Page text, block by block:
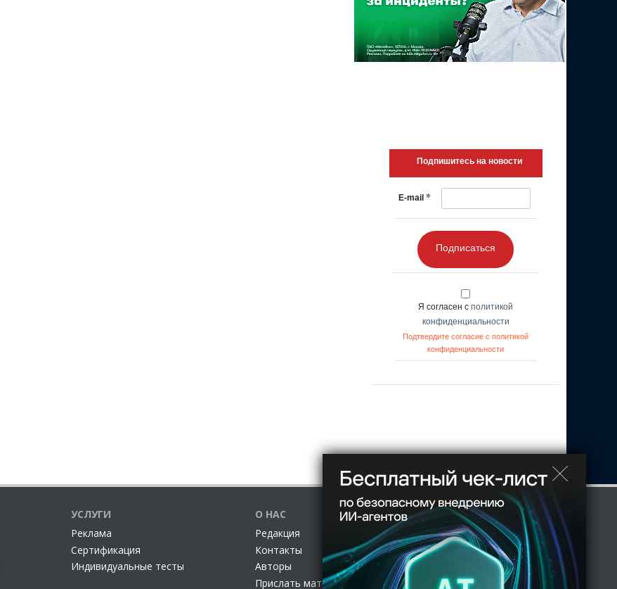
Подпишитесь на новости
E-mail *
Подписаться
Я согласен с политикой
конфиденциальности
Подтвердите согласие с политикой
конфиденциальности
УСЛУГИ
Реклама
Сертификация
Индивидуальные тесты
О НАС
Редакция
Контакты
Авторы
Прислать материал